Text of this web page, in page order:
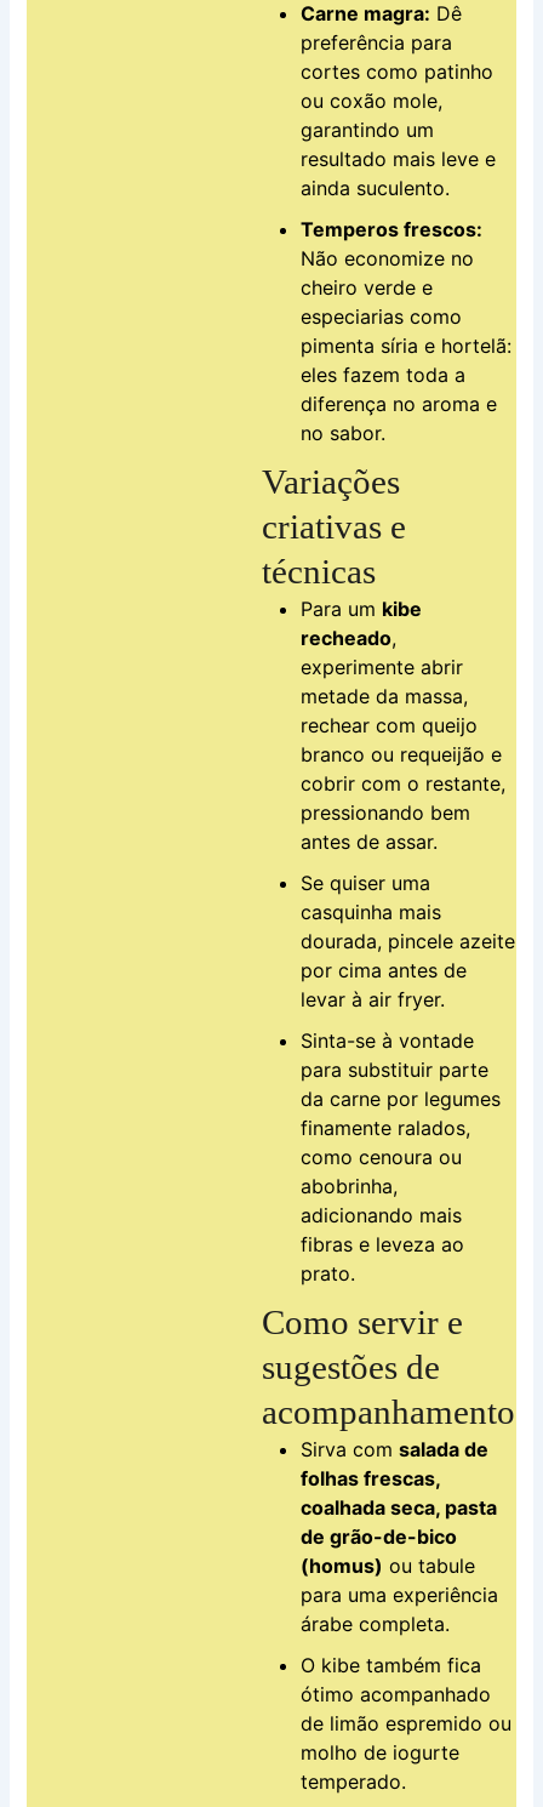
Carne magra: Dê
preferência para
cortes como patinho
ou coxão mole,
garantindo um
resultado mais leve e
ainda suculento.
Temperos frescos:
Não economize no
cheiro verde e
especiarias como
pimenta síria e hortelã:
eles fazem toda a
diferença no aroma e
no sabor.
Variações
criativas e
técnicas
Para um kibe
recheado,
experimente abrir
metade da massa,
rechear com queijo
branco ou requeijão e
cobrir com o restante,
pressionando bem
antes de assar.
Se quiser uma
casquinha mais
dourada, pincele azeite
por cima antes de
levar à air fryer.
Sinta-se à vontade
para substituir parte
da carne por legumes
finamente ralados,
como cenoura ou
abobrinha,
adicionando mais
fibras e leveza ao
prato.
Como servir e
sugestões de
acompanhamento
Sirva comsalada de
folhas frescas,
coalhada seca, pasta
de grão-de-bico
(homus) ou tabule
para uma experiência
árabe completa.
O kibe também fica
ótimo acompanhado
de limão espremido ou
molho de iogurte
temperado.